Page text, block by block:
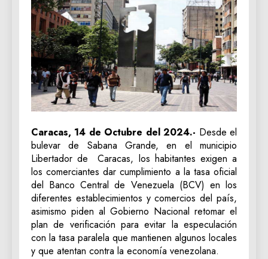
Caracas, 14 de Octubre del 2024.- Desde el
bulevar de Sabana Grande, en el municipio
Libertador de Caracas, los habitantes exigen a
los comerciantes dar cumplimiento a la tasa oficial
del Banco Central de Venezuela (BCV) en los
diferentes establecimientos y comercios del país,
asimismo piden al Gobierno Nacional retomar el
plan de verificación para evitar la especulación
con la tasa paralela que mantienen algunos locales
y que atentan contra la economía venezolana.